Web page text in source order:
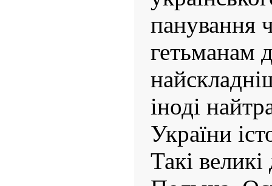
панування
гетьманам
іноді
України
Такі